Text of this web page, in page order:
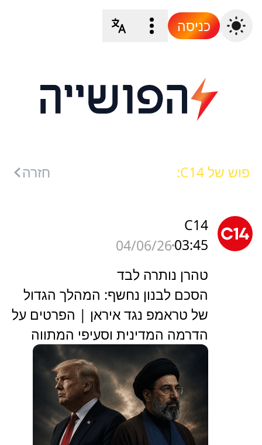
כניסה
פוש של C14: חזרה
C14
03:45
04/06/26
טהרן נותרה לבד
הסכם לבנון נחשף: המהלך הגדול
של טראמפ נגד איראן | הפרטים על
הדרמה המדינית וסעיפי המתווה